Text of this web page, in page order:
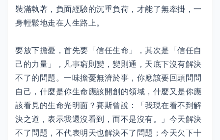
裝滿執著，負面經驗的沉重負荷，才能了無牽掛，一
身輕鬆地走在人生路上。
要放下擔憂，首先要「信任生命」，其次是「信任自
己的力量」，凡事窮則變，變則通，天底下沒有解決
不了的問題。一味擔憂無濟於事，你應該要回頭問問
自己，什麼是你生命應該開創的領域，什麼又是你應
該看見的生命光明面？賽斯曾說：「我現在看不到解
決之道，表示我還沒看到，而不是沒有。」今天解決
不了問題，不代表明天也解決不了問題；今天欠下十